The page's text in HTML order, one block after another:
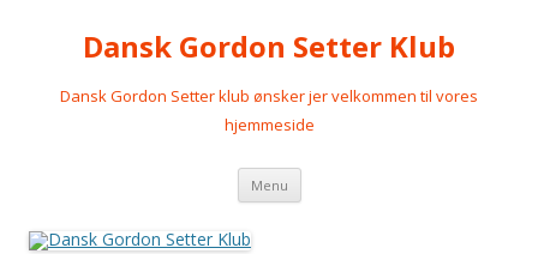
Dansk Gordon Setter Klub
Dansk Gordon Setter klub ønsker jer velkommen til vores
hjemmeside
Menu Videre
indhold